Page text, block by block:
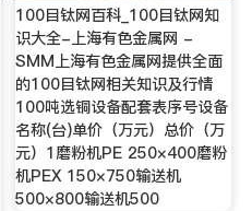
100目钛网百科_100目钛网知
识大全-上海有色金属网 -
SMM上海有色金属网提供全面
的100目钛网相关知识及行情
100吨选铜设备配套表序号设备
名称(台)单价（万元）总价（万
元）1磨粉机PE 250×400磨粉
机PEX 150×750输送机
500×800输送机500